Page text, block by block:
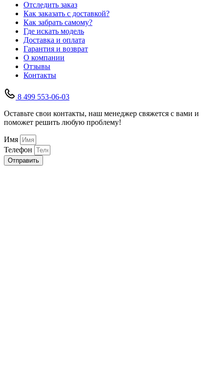
Отследить заказ
Как заказать с доставкой?
Как забрать самому?
Где искать модель
Доставка и оплата
Гарантия и возврат
О компании
Отзывы
Контакты
8 499 553-06-03
Оставьте свои контакты, наш менеджер свяжется с вами и
поможет решить любую проблему!
Имя
Телефон
Отправить